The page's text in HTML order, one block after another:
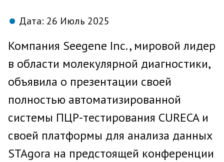
Дата: 26 Июль 2025
Компания Seegene Inc., мировой лидер
в области молекулярной диагностики,
объявила о презентации своей
полностью автоматизированной
системы ПЦР-тестирования CURECA и
своей платформы для анализа данных
STAgora на предстоящей конференции